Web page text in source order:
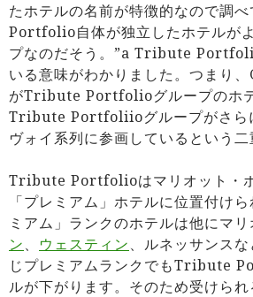
たホテルの名前が特徴的なので調
Portfolio自体が独立したホテルが
プなのだそう。”a Tribute
いる意味がわかりました。つまり
がTribute Portfolioグループのホテ
Tribute Portfoliioグループがさら
ヴォイ系列に参画しているという二
Tribute Portfolioはマリオット・
「プレミアム」ホテルに位置付け
ミアム」ランクのホテルは他にマリ
ン、 ウェスティン、ルネッサンス
じプレミアムランクでもTribute
ルが下がります。そのため受けら